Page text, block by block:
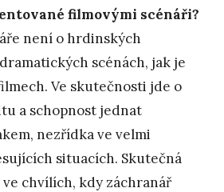
filmovými scénáři?
není o hrdinských
scénách, jak je
Ve skutečnosti jde o
a schopnost jednat
nezřídka ve velmi
situacích. Skutečná
ve chvílích, kdy záchranář